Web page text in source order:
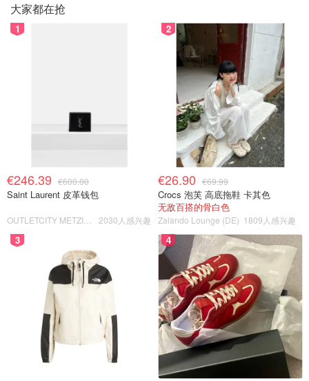
大家都在抢
1
€246.39 €600.00
Saint Laurent 皮革钱包
2030人感兴趣
2
€26.90 €69.99
Crocs 泡芙 高底拖鞋 卡其色
无敌百搭的骨白色
Zalando Lounge (DE) 1809人感兴趣
3 4